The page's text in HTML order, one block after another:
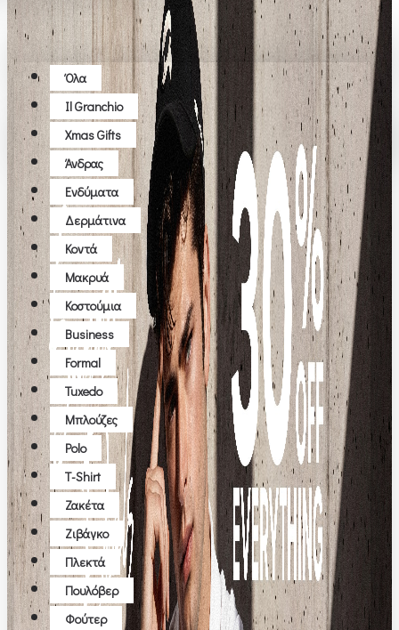
Όλα
Όλα
Il Granchio
Xmas Gifts
Άνδρας
Ενδύματα
Δερμάτινα
Κοντά
Μακρυά
Κοστούμια
Business
Formal
Tuxedo
Μπλούζες
Polo
T-Shirt
Ζακέτα
Ζιβάγκο
Πλεκτά
Πουλόβερ
Φούτερ
Το καλάθι αγορών είναι άδειο!